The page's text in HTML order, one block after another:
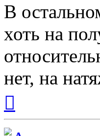
В
хоть на
нет, на
началу